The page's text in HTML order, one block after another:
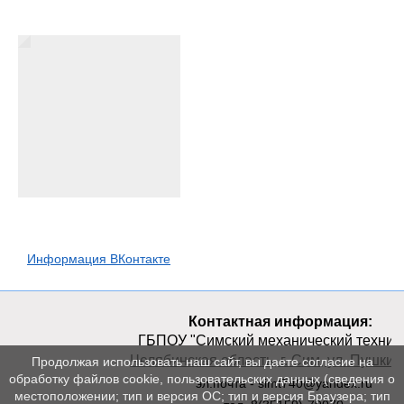
Информация ВКонтакте
Контактная информация:
ГБПОУ "Симский механический
Челябинская область, г. Сим, ул.
эл.почта - simt740@yandex.ru
Продолжая использовать наш сайт, вы даете согласие на
обработку файлов cookie, пользовательских данных (сведения о
местоположении; тип и версия ОС; тип и версия Браузера; тип